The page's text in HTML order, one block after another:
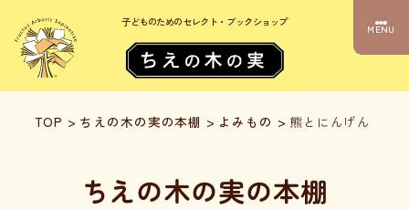
子どものためのセレクト・ブックショップ
MENU
TOP > ちえの木の実の本棚 > よみもの > 熊とにんげん
ちえの木の実の本棚